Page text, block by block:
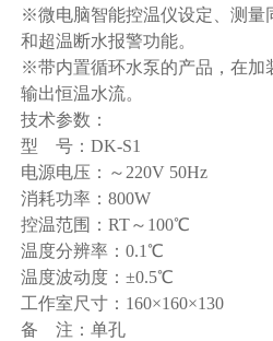
※微电脑智能控温仪设定、测量
和超温断水报警功能。
※带内置循环水泵的产品，在加
输出恒温水流。
技术参数：
型 号：DK-S1
电源电压：～220V 50Hz
消耗功率：800W
控温范围：RT～100℃
温度分辨率：0.1℃
温度波动度：±0.5℃
工作室尺寸：160×160×130
备 注：单孔